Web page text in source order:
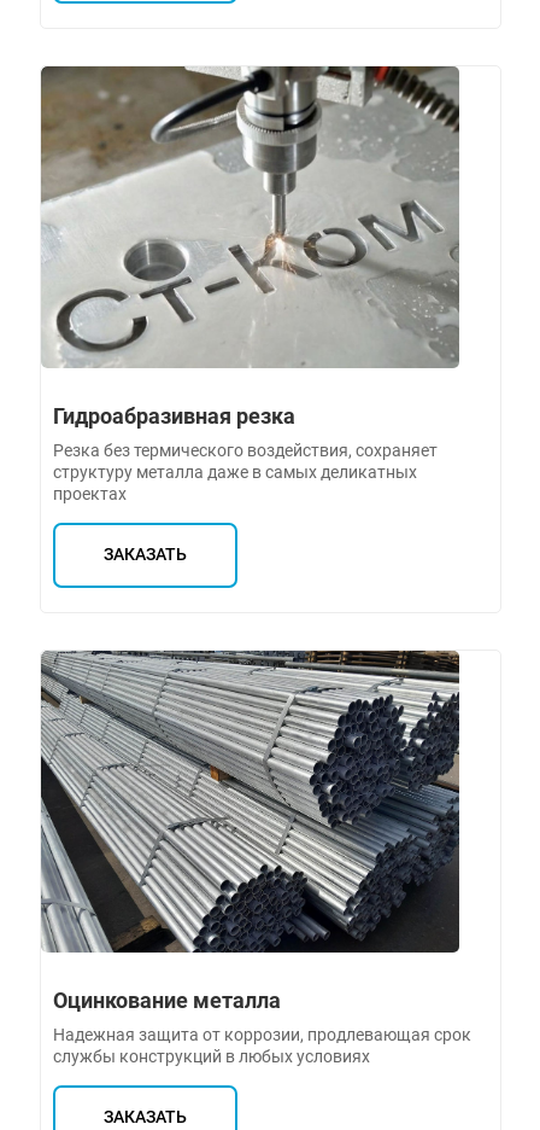
Гидроабразивная резка
Резка без термического воздействия, сохраняет
структуру металла даже в самых деликатных
проектах
ЗАКАЗАТЬ
Оцинкование металла
Надежная защита от коррозии, продлевающая срок
службы конструкций в любых условиях
ЗАКАЗАТЬ